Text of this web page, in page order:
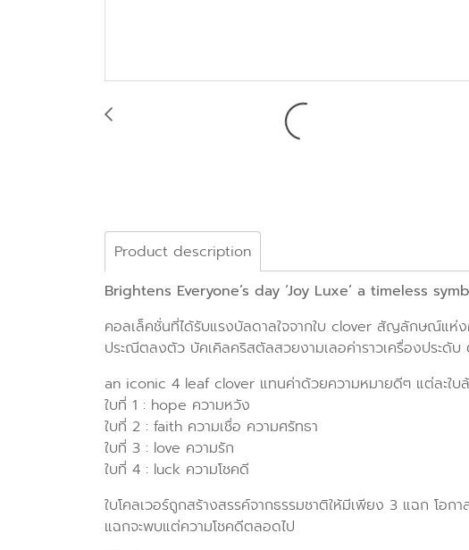
Product description
Brightens Everyone’s day ‘Joy Luxe’ a timeless
คอลเล็คชั่นที่ได้รับแรงบัลดาลใจจากใบ clover สัญลักษณ์แห่ง
ประณีตลงตัว บัคเคิลคริสตัลสวยงามเลอค่าราวเครื่องประดั
an iconic 4 leaf clover แทนค่าด้วยความหมายดีๆ แต่ละใบ
ใบที่ 1 : hope ความหวัง
ใบที่ 2 : faith ความเชื่อ ความศรัทธา
ใบที่ 3 : love ความรัก
ใบที่ 4 : luck ความโชคดี
ใบโคลเวอร์ถูกสร้างสรรค์จากธรรมชาติให้มีเพียง 3 แฉก โอ
แฉกจะพบแต่ความโชคดีตลอดไป